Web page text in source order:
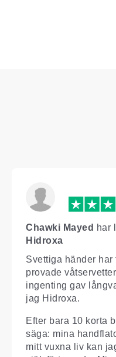
Chawki Mayed har
Hidroxa
Svettiga händer
provade
ingenting gav
jag Hidroxa.
Efter bara 10 korta
säga: mina
mitt vuxna liv kan